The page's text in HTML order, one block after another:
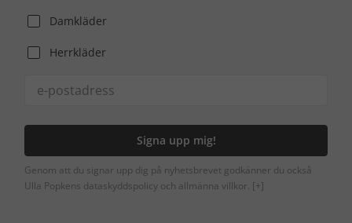
Damkläder
Herrkläder
Signa upp mig!
Genom att du signar upp dig på nyhetsbrevet godkänner du också
Ulla Popkens dataskyddspolicy och allmänna villkor. [+]